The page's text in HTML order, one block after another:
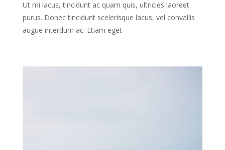
Ut mi lacus, tincidunt ac quam quis, ultricies laoreet
purus. Donec tincidunt scelerisque lacus, vel convallis
augue interdum ac. Etiam eget